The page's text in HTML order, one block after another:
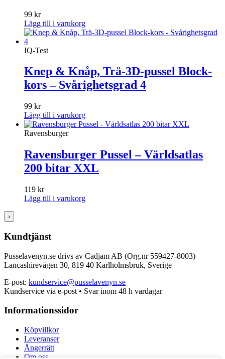
99 kr
Lägg till i varukorg
IQ-Test
Knep & Knåp, Trä-3D-pussel Block-
kors – Svårighetsgrad 4
99 kr
Lägg till i varukorg
Ravensburger
Ravensburger Pussel – Världsatlas
200 bitar XXL
119 kr
Lägg till i varukorg
›
Kundtjänst
Pusselavenyn.se drivs av Cadjam AB (Org.nr 559427-8003)
Lancashirevägen 30, 819 40 Karlholmsbruk, Sverige
E-post: kundservice@pusselavenyn.se
Kundservice via e-post • Svar inom 48 h vardagar
Informationssidor
Köpvillkor
Leveranser
Ångerrätt
Om oss